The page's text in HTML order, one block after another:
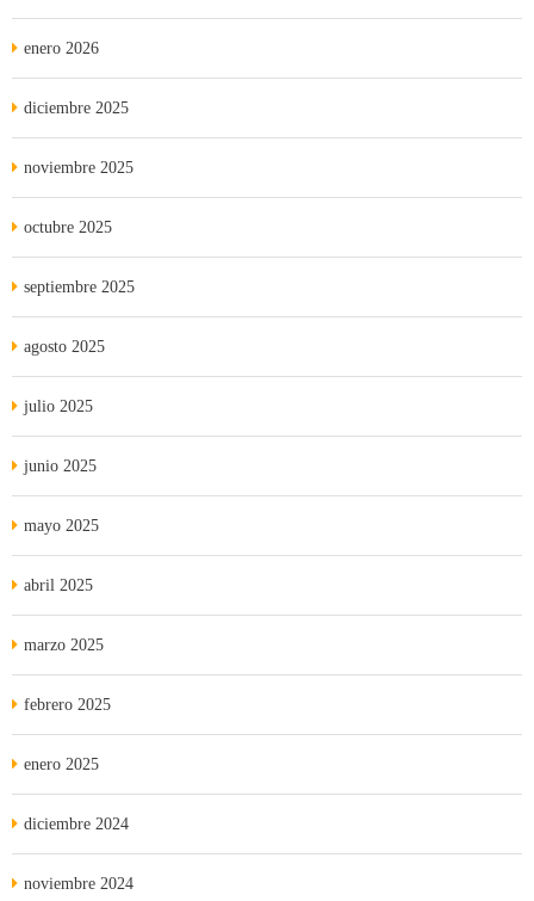
enero 2026
diciembre 2025
noviembre 2025
octubre 2025
septiembre 2025
agosto 2025
julio 2025
junio 2025
mayo 2025
abril 2025
marzo 2025
febrero 2025
enero 2025
diciembre 2024
noviembre 2024